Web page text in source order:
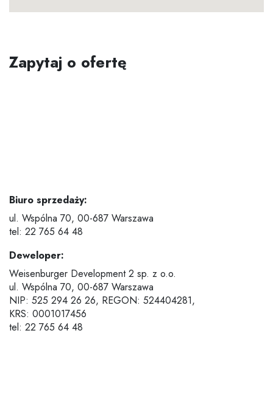
Zapytaj o ofertę
Biuro sprzedaży:
ul. Wspólna 70, 00-687 Warszawa
tel: 22 765 64 48
Deweloper:
Weisenburger Development 2 sp. z o.o.
ul. Wspólna 70, 00-687 Warszawa
NIP: 525 294 26 26, REGON: 524404281,
KRS: 0001017456
tel: 22 765 64 48